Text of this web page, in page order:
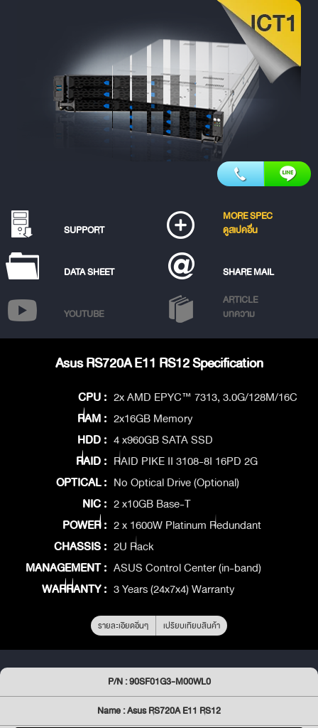
SUPPORT
MORE SPEC
ดูสเปคอื่น
DATA SHEET SHARE MAIL
YOUTUBE
ARTICLE
บทความ
Asus RS720A E11 RS12 Specification
CPU : 2x AMD EPYC™ 7313, 3.0G/128M/16C
RAM : 2x16GB Memory
HDD : 4 x960GB SATA SSD
RAID : RAID PIKE II 3108-8I 16PD 2G
OPTICAL : No Optical Drive (Optional)
NIC : 2 x10GB Base-T
POWER : 2 x 1600W Platinum Redundant
CHASSIS : 2U Rack
MANAGEMENT : ASUS Control Center (in-band)
WARRANTY : 3 Years (24x7x4) Warranty
รายละเอียดอื่นๆ เปรียบเทียบสินค้า
P/N : 90SF01G3-M00WL0
Name : Asus RS720A E11 RS12